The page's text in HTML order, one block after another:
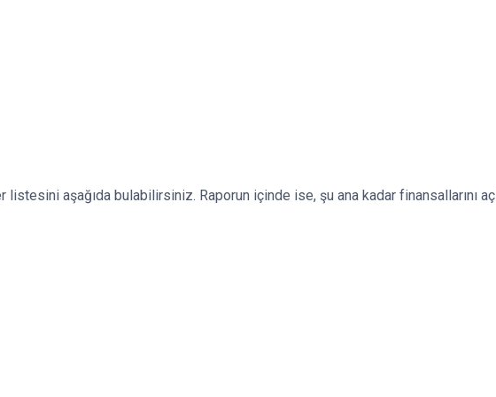
aşağıda bulabilirsiniz. Raporun içinde ise, şu ana kadar finansallarını